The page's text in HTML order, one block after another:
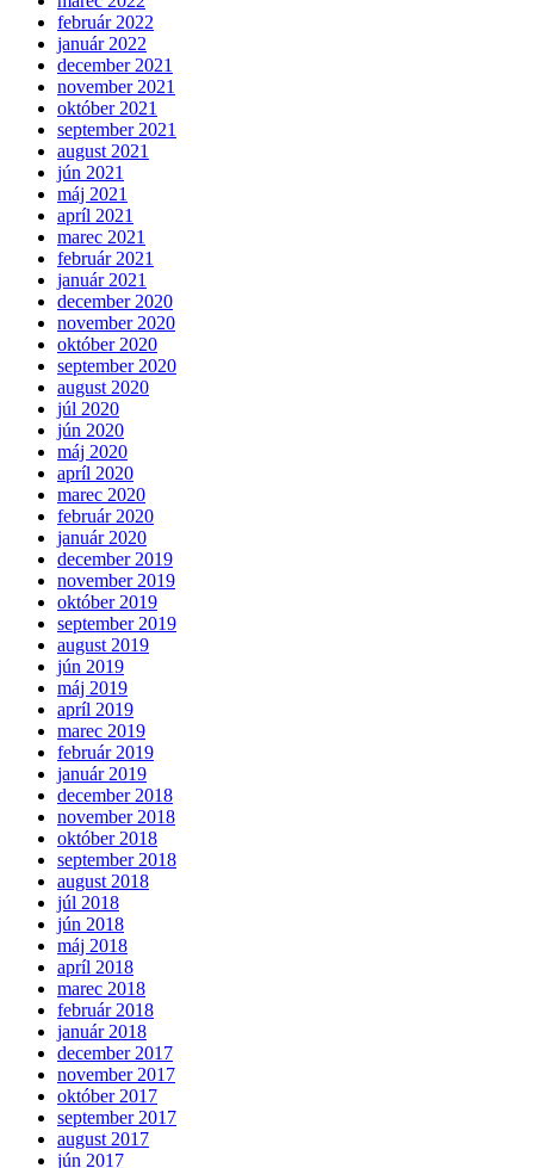
február 2022
január 2022
december 2021
november 2021
október 2021
september 2021
august 2021
jún 2021
máj 2021
apríl 2021
marec 2021
február 2021
január 2021
december 2020
november 2020
október 2020
september 2020
august 2020
júl 2020
jún 2020
máj 2020
apríl 2020
marec 2020
február 2020
január 2020
december 2019
november 2019
október 2019
september 2019
august 2019
jún 2019
máj 2019
apríl 2019
marec 2019
február 2019
január 2019
december 2018
november 2018
október 2018
september 2018
august 2018
júl 2018
jún 2018
máj 2018
apríl 2018
marec 2018
február 2018
január 2018
december 2017
november 2017
október 2017
september 2017
august 2017
jún 2017